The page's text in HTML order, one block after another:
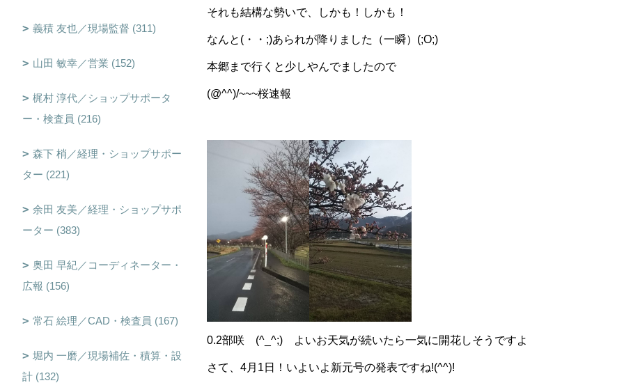
それも結構な勢いで、しかも！しかも！
なんと(・・;)あられが降りました（一瞬）(;O;)
本郷まで行くと少しやんでましたので
(@^^)/~~~桜速報
0.2部咲 (^_^;) よいお天気が続いたら一気に開花しそうですよ
さて、4月1日！いよいよ新元号の発表ですね!(^^)!
義積 友也／現場監督 (311)
山田 敏幸／営業 (152)
梶村 淳代／ショップサポータ
ー・検査員 (216)
森下 梢／経理・ショップサポー
ター (221)
余田 友美／経理・ショップサポ
ーター (383)
奥田 早紀／コーディネーター・
広報 (156)
常石 絵理／CAD・検査員 (167)
堀内 一磨／現場補佐・積算・設
計 (132)